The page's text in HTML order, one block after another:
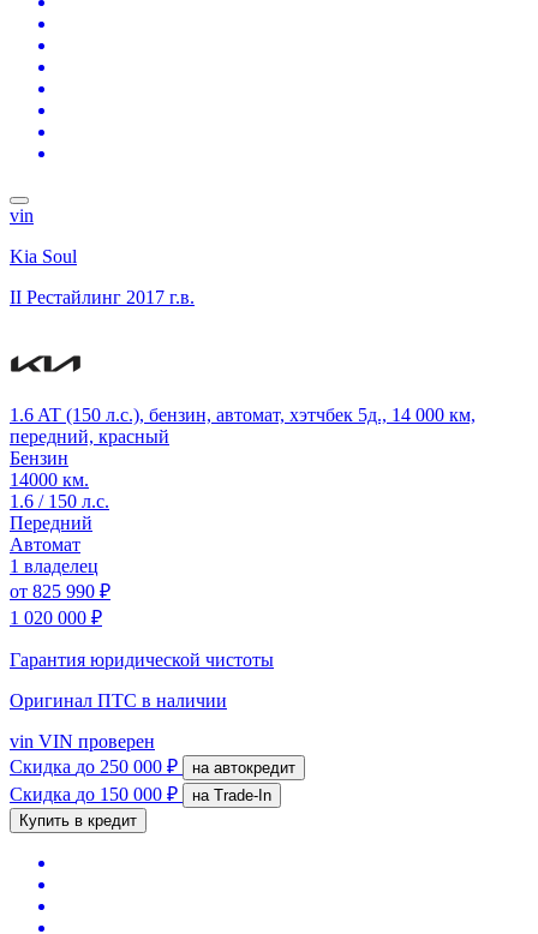
vin
Kia Soul
II Рестайлинг 2017 г.в.
1.6 AT (150 л.с.), бензин, автомат, хэтчбек 5д., 14 000 км,
передний, красный
Бензин
14000 км.
1.6 / 150 л.с.
Передний
Автомат
1 владелец
от 825 990 ₽
1 020 000 ₽
Гарантия юридической чистоты
Оригинал ПТС в наличии
vin VIN проверен
Скидка до 250 000 ₽ на автокредит
Скидка до 150 000 ₽
на Trade-In
Купить в кредит